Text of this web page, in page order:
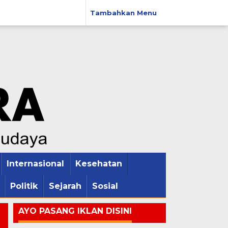
Tambahkan Menu
Internasional Kesehatan
Politik Sejarah Sosial
AYO PASANG IKLAN DISINI